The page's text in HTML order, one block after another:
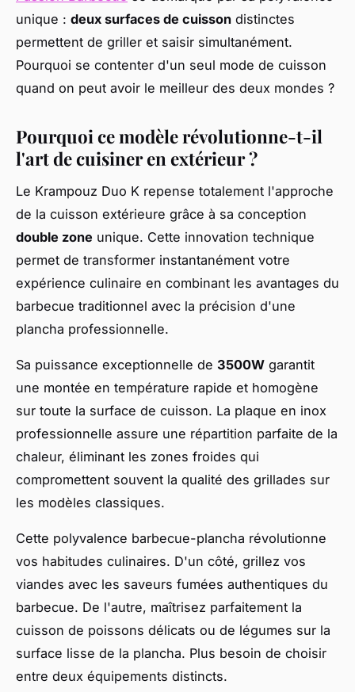
unique : deux surfaces de cuisson distinctes
permettent de griller et saisir simultanément.
Pourquoi se contenter d'un seul mode de cuisson
quand on peut avoir le meilleur des deux mondes ?
Pourquoi ce modèle révolutionne-t-il
l'art de cuisiner en extérieur ?
Le Krampouz Duo K repense totalement l'approche
de la cuisson extérieure grâce à sa conception
double zone unique. Cette innovation technique
permet de transformer instantanément votre
expérience culinaire en combinant les avantages du
barbecue traditionnel avec la précision d'une
plancha professionnelle.
Sa puissance exceptionnelle de 3500W garantit
une montée en température rapide et homogène
sur toute la surface de cuisson. La plaque en inox
professionnelle assure une répartition parfaite de la
chaleur, éliminant les zones froides qui
compromettent souvent la qualité des grillades sur
les modèles classiques.
Cette polyvalence barbecue-plancha révolutionne
vos habitudes culinaires. D'un côté, grillez vos
viandes avec les saveurs fumées authentiques du
barbecue. De l'autre, maîtrisez parfaitement la
cuisson de poissons délicats ou de légumes sur la
surface lisse de la plancha. Plus besoin de choisir
entre deux équipements distincts.